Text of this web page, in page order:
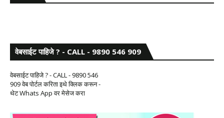
वेबसाईट पाहिजे ? - CALL - 9890 546 909
वेबसाईट पाहिजे ? - CALL - 9890 546
909 वेब पोर्टल करिता इथे क्लिक करून -
थेट Whats App वर मेसेज करा